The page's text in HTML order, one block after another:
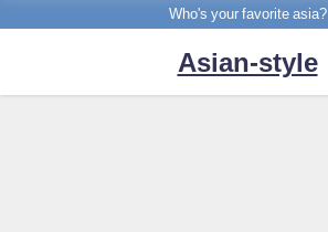
Who's your favorite asia?
Asian-style